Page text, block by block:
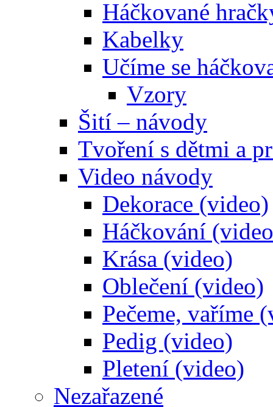
Háčkované
Kabelky
Učíme se
Vzory
Šití – návody
Tvoření s dětmi a
Video návody
Dekorace (video)
Háčkování
Krása (video)
Oblečení (video)
Pečeme, vaříme
Pedig (video)
Pletení (video)
Nezařazené